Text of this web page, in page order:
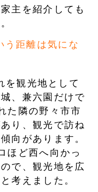
主を紹介しても
う距離は気にな
を観光地として
、兼六園だけで
た隣の野々市市
り、観光で訪ね
向があります。
ほど西へ向かっ
で、観光地を広
考えました。